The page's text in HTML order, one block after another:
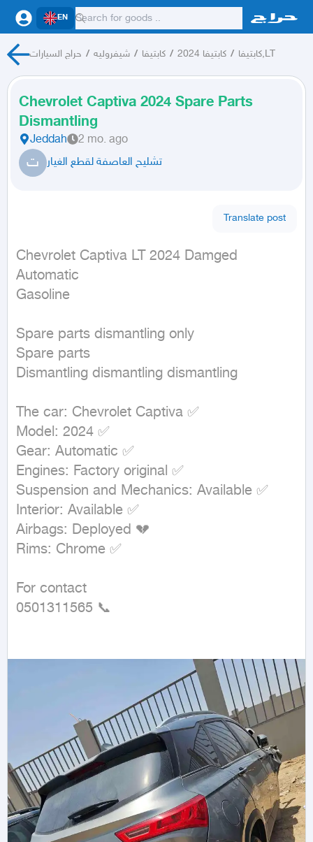
EN
حراج السيارات / شيفروليه / كابتيفا / كابتيفا 2024 / كابتيفا,LT
Chevrolet Captiva 2024 Spare Parts
Dismantling
Jeddah 2 mo. ago
ت تشليح العاصفة لقطع الغيار
Translate post
Chevrolet Captiva LT 2024 Damged
Automatic
Gasoline
Spare parts dismantling only
Spare parts
Dismantling dismantling dismantling
The car: Chevrolet Captiva ✅
Model: 2024 ✅
Gear: Automatic ✅
Engines: Factory original ✅
Suspension and Mechanics: Available ✅
Interior: Available ✅
Airbags: Deployed 💔
Rims: Chrome ✅
For contact
0501311565 📞